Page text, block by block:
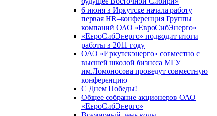
6 июня в Иркутске начала работу
первая HR–конференция Группы
компаний ОАО «ЕвроСибЭнерго»
«ЕвроСибЭнерго» подводит итоги
работы в 2011 году
ОАО «Иркутскэнерго» совместно с
высшей школой бизнеса МГУ
им.Ломоносова проведут совместную
конференцию
С Днем Победы!
Общее собрание акционеров ОАО
«ЕвроСибЭнерго»